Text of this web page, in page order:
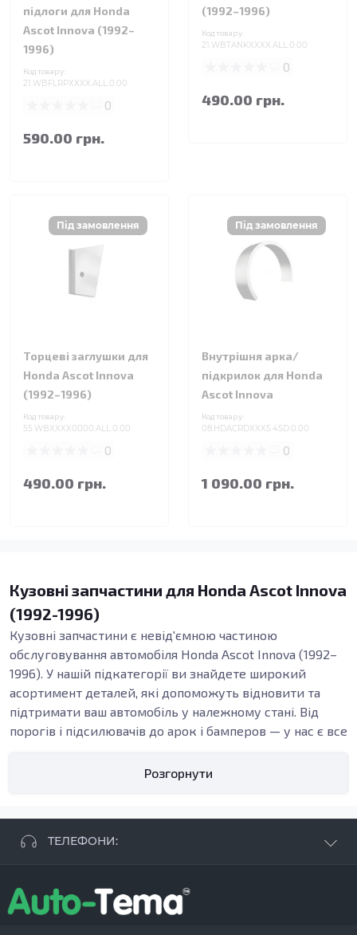
підлоги для Honda
Ascot Innova (1992–
1996)
Код товару:
21.WBFLRPXXXX.ALL.0.00
0
590.00 грн.
(1992–1996)
Код товару:
21.WBTANKXXXX.ALL.0.00
0
490.00 грн.
Торцеві заглушки для
Honda Ascot Innova
(1992–1996)
Код товару:
55.WBXXXX0000.ALL.0.00
0
490.00 грн.
Внутрішня арка/
підкрилок для Honda
Ascot Innova
Код товару:
08.HDACRDXXX5.4SD.0.00
0
1 090.00 грн.
Кузовні запчастини для Honda Ascot Innova
(1992-1996)
Кузовні запчастини є невід'ємною частиною
обслуговування автомобіля Honda Ascot Innova (1992–
1996). У нашій підкатегорії ви знайдете широкий
асортимент деталей, які допоможуть відновити та
підтримати ваш автомобіль у належному стані. Від
порогів і підсилювачів до арок і бамперов — у нас є все
Які деталі доступні?
бампери. Ці елементи відповідають за структурну
цілісність вашого автомобіля та його безпеку на
пошкодженням при зіткненнях, а також забезпечують
належний вигляд вашого авто.
Розгорнути
ТЕЛЕФОНИ:
+38 096 250 84 38
+38 099 657 61 50